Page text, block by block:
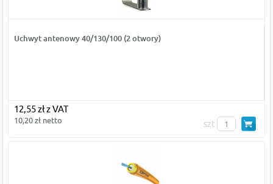
Uchwyt antenowy 40/130/100 (2 otwory)
12,55 zł z VAT
10,20 zł netto szt